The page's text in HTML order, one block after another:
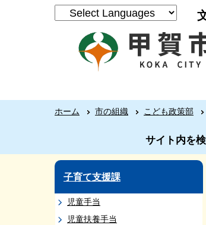
ホーム 市の組織 こども政策部
サイト内を
子育て支援課
児童手当
児童扶養手当